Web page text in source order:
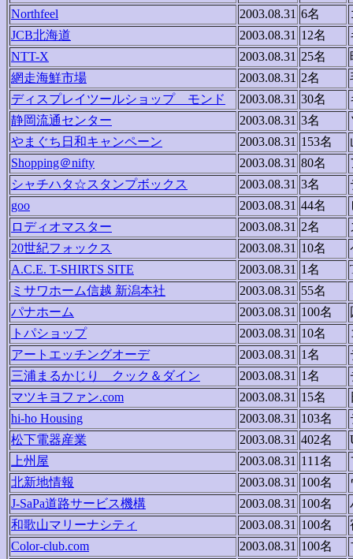
Northfeel
2003.08.31 6名
JCB北海道
2003.08.31 12名
NTT-X
2003.08.31 25名
網走海鮮市場
2003.08.31 2名
ディスプレイツールショップ モンド
2003.08.31 30名
静岡流通センター
2003.08.31 3名
やまぐち日和キャンペーン
2003.08.31 153名
Shopping＠nifty
2003.08.31 80名
シャチハタ☆スタンプボックス
2003.08.31 3名
goo
2003.08.31 44名
ロディオマスター
2003.08.31 2名
20世紀フォックス
2003.08.31 10名
A.C.E. T-SHIRTS SITE
2003.08.31 1名
ミサワホーム信越 新潟本社
2003.08.31 55名
パナホーム
2003.08.31 100名
トパショップ
2003.08.31 10名
アートエッチングオーデ
2003.08.31 1名
三浦まるかじり クック＆ダイン
2003.08.31 1名
マツキヨファン.com
2003.08.31 15名
hi-ho Housing
2003.08.31 103名
松下電器産業
2003.08.31 402名
上州屋
2003.08.31 111名
北新地情報
2003.08.31 100名
J-SaPa道路サービス機構
2003.08.31 100名
和歌山マリーナシティ
2003.08.31 100名
Color-club.com
2003.08.31 100名